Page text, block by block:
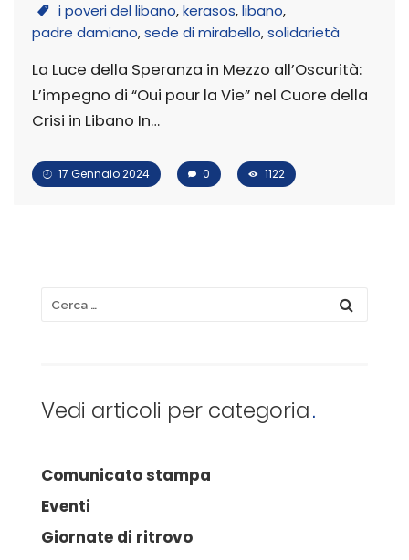
i poveri del libano,kerasos,libano,
padre damiano,sede di mirabello,solidarietà
La Luce della Speranza in Mezzo all’Oscurità:
L’impegno di “Oui pour la Vie” nel Cuore della
Crisi in Libano In…
17 Gennaio 2024 0 1122
Vedi articoli per categoria
Comunicato stampa
Eventi
Giornate di ritrovo